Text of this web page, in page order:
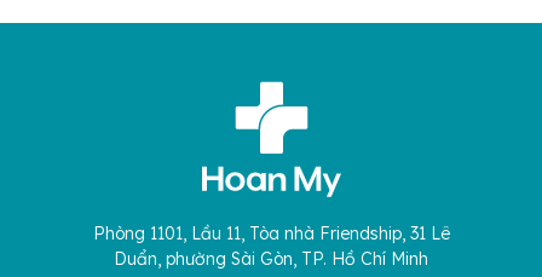
Phòng 1101, Lầu 11, Tòa nhà Friendship, 31 Lê
Duẩn, phường Sài Gòn, TP. Hồ Chí Minh